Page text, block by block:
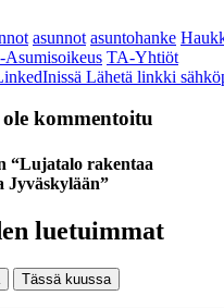
asunnot asuntohanke
TA-Yhtiöt
Lähetä linkki
kommentoitu
“Lujatalo rakentaa
Jyväskylään”
luetuimmat
Tässä kuussa